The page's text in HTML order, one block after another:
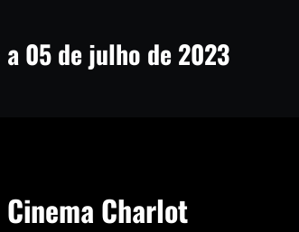
05 de julho de 2023
Charlot